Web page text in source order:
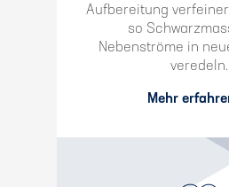
Aufbereitung
so
Nebenströme in
veredeln.
Mehr